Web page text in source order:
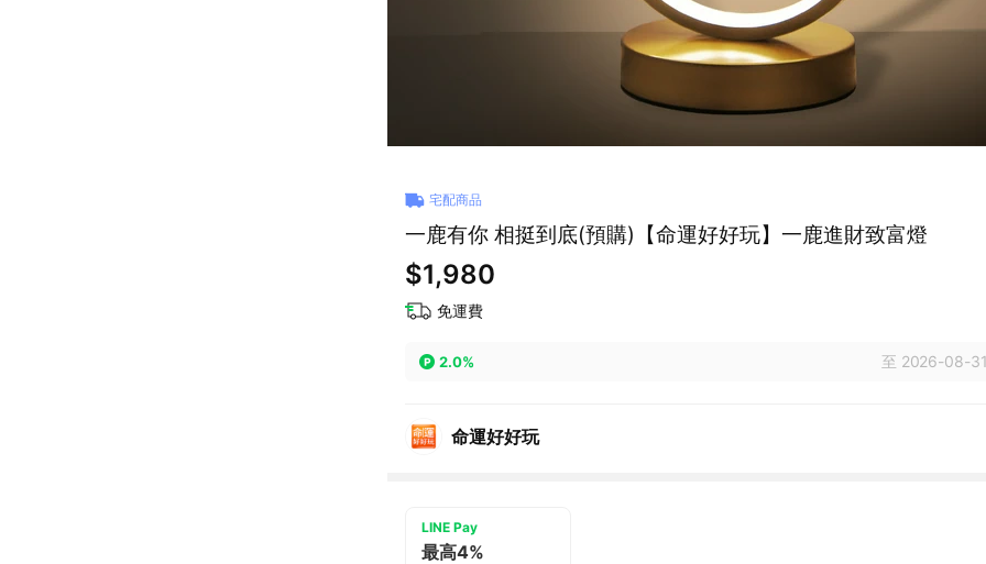
宅配商品
一鹿有你 相挺到底(預購)【命運好好玩】一鹿進財致富燈
$1,980
免運費
2.0% 至 2026-08-
命運好好玩
LINE Pay
最高4%